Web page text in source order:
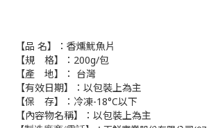
【品 名】： 香燻魷魚片
【規 格】：200g/包
【產 地】： 台灣
【有效日期】：以包裝上為主
【保 存】：冷凍-18°C以下
【內容物名稱】：以包裝上為主